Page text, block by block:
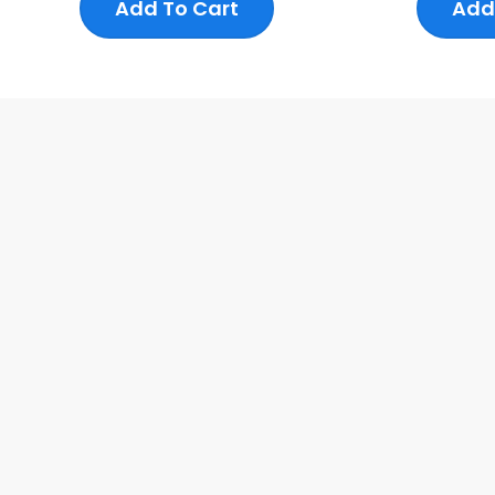
5
Add To Cart
5